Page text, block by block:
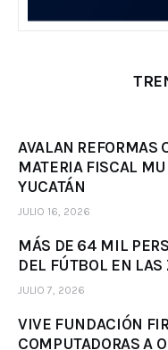
AVALAN REFORMAS
MATERIA FISCAL
YUCATÁN
JULIO 16, 2026
MÁS DE 64 MIL
DEL FÚTBOL EN LAS
JULIO 7, 2026
VIVE FUNDACIÓN
COMPUTADORAS A